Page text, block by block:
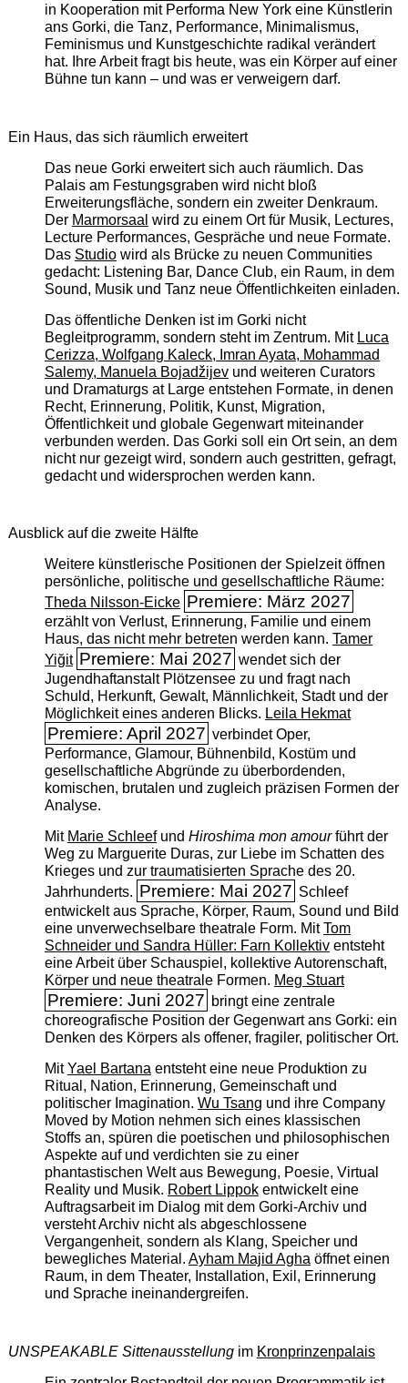
in Kooperation mit Performa New York eine Künstlerin
ans Gorki, die Tanz, Performance, Minimalismus,
Feminismus und Kunstgeschichte radikal verändert
hat. Ihre Arbeit fragt bis heute, was ein Körper auf einer
Bühne tun kann – und was er verweigern darf.
Ein Haus, das sich räumlich erweitert
Das neue Gorki erweitert sich auch räumlich. Das
Palais am Festungsgraben wird nicht bloß
Erweiterungsfläche, sondern ein zweiter Denkraum.
Der Marmorsaal wird zu einem Ort für Musik, Lectures,
Lecture Performances, Gespräche und neue Formate.
Das Studiowird als Brücke zu neuen Communities
gedacht: Listening Bar, Dance Club, ein Raum, in dem
Sound, Musik und Tanz neue Öffentlichkeiten einladen.
Das öffentliche Denken ist im Gorki nicht
Begleitprogramm, sondern steht im Zentrum. Mit Luca
Cerizza, Wolfgang Kaleck, Imran Ayata, Mohammad
Salemy, Manuela Bojadžijevund weiteren Curators
und Dramaturgs at Large entstehen Formate, in denen
Recht, Erinnerung, Politik, Kunst, Migration,
Öffentlichkeit und globale Gegenwart miteinander
verbunden werden. Das Gorki soll ein Ort sein, an dem
nicht nur gezeigt wird, sondern auch gestritten, gefragt,
gedacht und widersprochen werden kann.
Ausblick auf die zweite Hälfte
Weitere künstlerische Positionen der Spielzeit öffnen
persönliche, politische und gesellschaftliche Räume:
Theda Nilsson-Eicke Premiere: März 2027
erzählt von Verlust, Erinnerung, Familie und einem
Haus, das nicht mehr betreten werden kann. Tamer
Yiğit Premiere: Mai 2027 wendet sich der
Jugendhaftanstalt Plötzensee zu und fragt nach
Schuld, Herkunft, Gewalt, Männlichkeit, Stadt und der
Möglichkeit eines anderen Blicks. Leila Hekmat
Premiere: April 2027 verbindet Oper,
Performance, Glamour, Bühnenbild, Kostüm und
gesellschaftliche Abgründe zu überbordenden,
komischen, brutalen und zugleich präzisen Formen der
Analyse.
Mit Marie Schleefund Hiroshima mon amourführt der
Weg zu Marguerite Duras, zur Liebe im Schatten des
Krieges und zur traumatisierten Sprache des 20.
Jahrhunderts. Premiere: Mai 2027 Schleef
entwickelt aus Sprache, Körper, Raum, Sound und Bild
eine unverwechselbare theatrale Form. MitTom
Schneider und Sandra Hüller: Farn Kollektiventsteht
eine Arbeit über Schauspiel, kollektive Autorenschaft,
Körper und neue theatrale Formen. Meg Stuart
Premiere: Juni 2027 bringt eine zentrale
choreografische Position der Gegenwart ans Gorki: ein
Denken des Körpers als offener, fragiler, politischer Ort.
MitYael Bartanaentsteht eine neue Produktion zu
Ritual, Nation, Erinnerung, Gemeinschaft und
politischer Imagination. Wu Tsang und ihre Company
Moved by Motion nehmen sich eines klassischen
Stoffs an, spüren die poetischen und philosophischen
Aspekte auf und verdichten sie zu einer
phantastischen Welt aus Bewegung, Poesie, Virtual
Reality und Musik. Robert Lippokentwickelt eine
Auftragsarbeit im Dialog mit dem Gorki-Archiv und
versteht Archiv nicht als abgeschlossene
Vergangenheit, sondern als Klang, Speicher und
bewegliches Material. Ayham Majid Aghaöffnet einen
Raum, in dem Theater, Installation, Exil, Erinnerung
und Sprache ineinandergreifen.
UNSPEAKABLE Sittenausstellungim Kronprinzenpalais